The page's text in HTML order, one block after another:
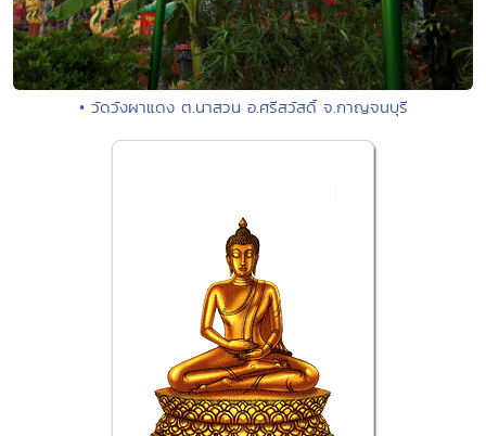
• วัดวังผาแดง ต.นาสวน อ.ศรีสวัสดิ์ จ.กาญจนบุรี